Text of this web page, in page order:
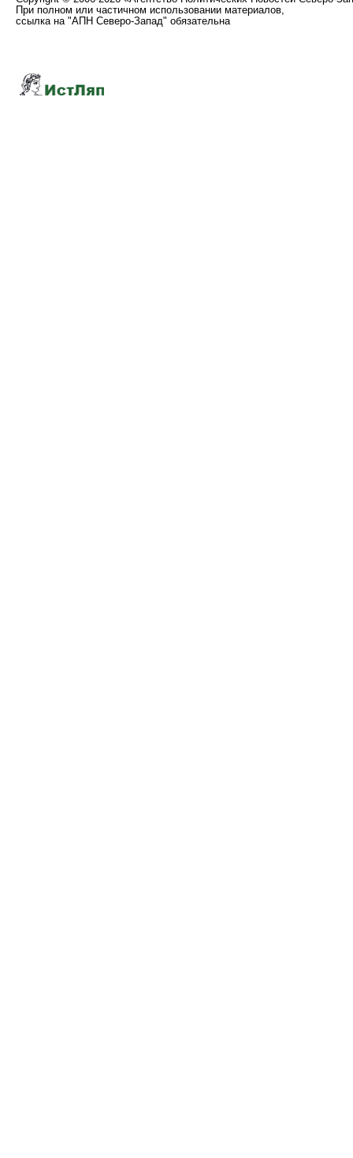
При полном или частичном использовании материалов,
ссылка на "АПН Северо-Запад" обязательна